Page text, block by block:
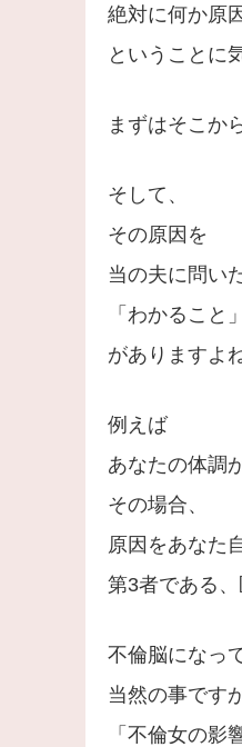
絶対に何か原
ということに
まずはそこか
そして、
その原因を
当の夫に問い
「わかること
がありますよね
例えば
あなたの体調
その場合、
原因をあなた
第3者である、
不倫脳になっ
当然の事です
「不倫女の影